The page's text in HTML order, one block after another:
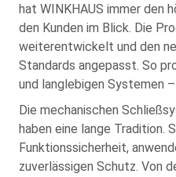
hat WINKHAUS immer den
den Kunden im Blick. Die
weiterentwickelt und den
Standards angepasst. So
und langlebigen Systemen –
Die mechanischen
haben eine lange Tradition.
Funktionssicherheit,
zuverlässigen Schutz. Von